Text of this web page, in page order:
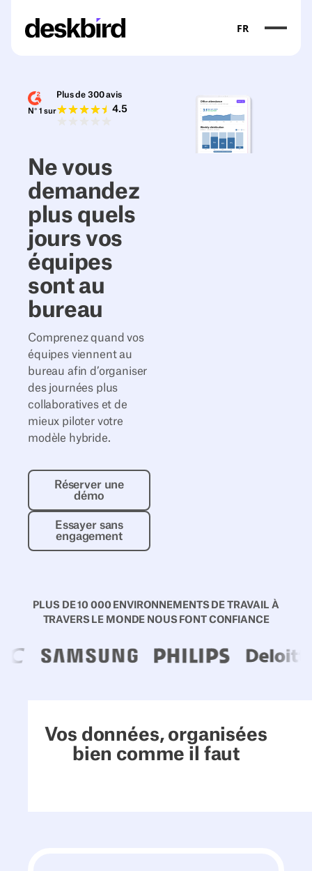
FR
N° 1 sur
Plus de 300 avis
4.5
Ne vous
demandez
plus quels
jours vos
équipes
sont au
bureau
Comprenez quand vos
équipes viennent au
bureau afin d’organiser
des journées plus
collaboratives et de
mieux piloter votre
modèle hybride.
Réserver une démo
Réserver une
démo
Essayer sans engagement
Essayer sans
engagement
PLUS DE 10 000 ENVIRONNEMENTS DE TRAVAIL À
TRAVERS LE MONDE NOUS FONT CONFIANCE
Vos données, organisées
bien comme il faut